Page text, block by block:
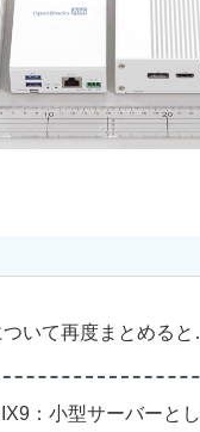
いて再度まとめる
：小型サーバーと